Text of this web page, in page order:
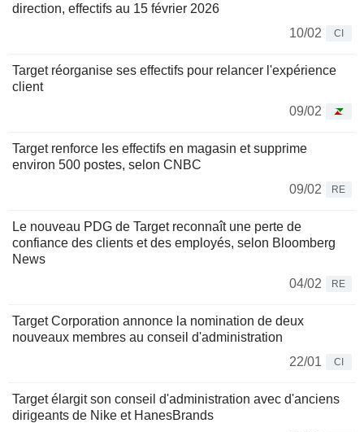
direction, effectifs au 15 février 2026
10/02
CI
Target réorganise ses effectifs pour relancer l'expérience
client
09/02
Target renforce les effectifs en magasin et supprime
environ 500 postes, selon CNBC
09/02
RE
Le nouveau PDG de Target reconnaît une perte de
confiance des clients et des employés, selon Bloomberg
News
04/02
RE
Target Corporation annonce la nomination de deux
nouveaux membres au conseil d'administration
22/01
CI
Target élargit son conseil d'administration avec d'anciens
dirigeants de Nike et HanesBrands